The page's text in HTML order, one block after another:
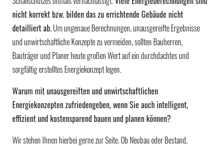
nicht korrekt bzw. bilden das zu errichtende Gebäude nicht
detailliert ab.Um ungenaue Berechnungen, unausgereifte Ergebnisse
und unwirtschaftliche Konzepte zu vermeiden, sollten Bauherren,
Bauträger und Planer heute großen Wert auf ein durchdachtes und
sorgfältig erstelltes Energiekonzept legen.
Warum mit unausgereiften und unwirtschaftlichen
Energiekonzepten zufriedengeben, wenn Sie auch intelligent,
effizient und kostensparend bauen und planen können?
Wir stehen Ihnen hierbei gerne zur Seite. Ob Neubau oder Bestand,